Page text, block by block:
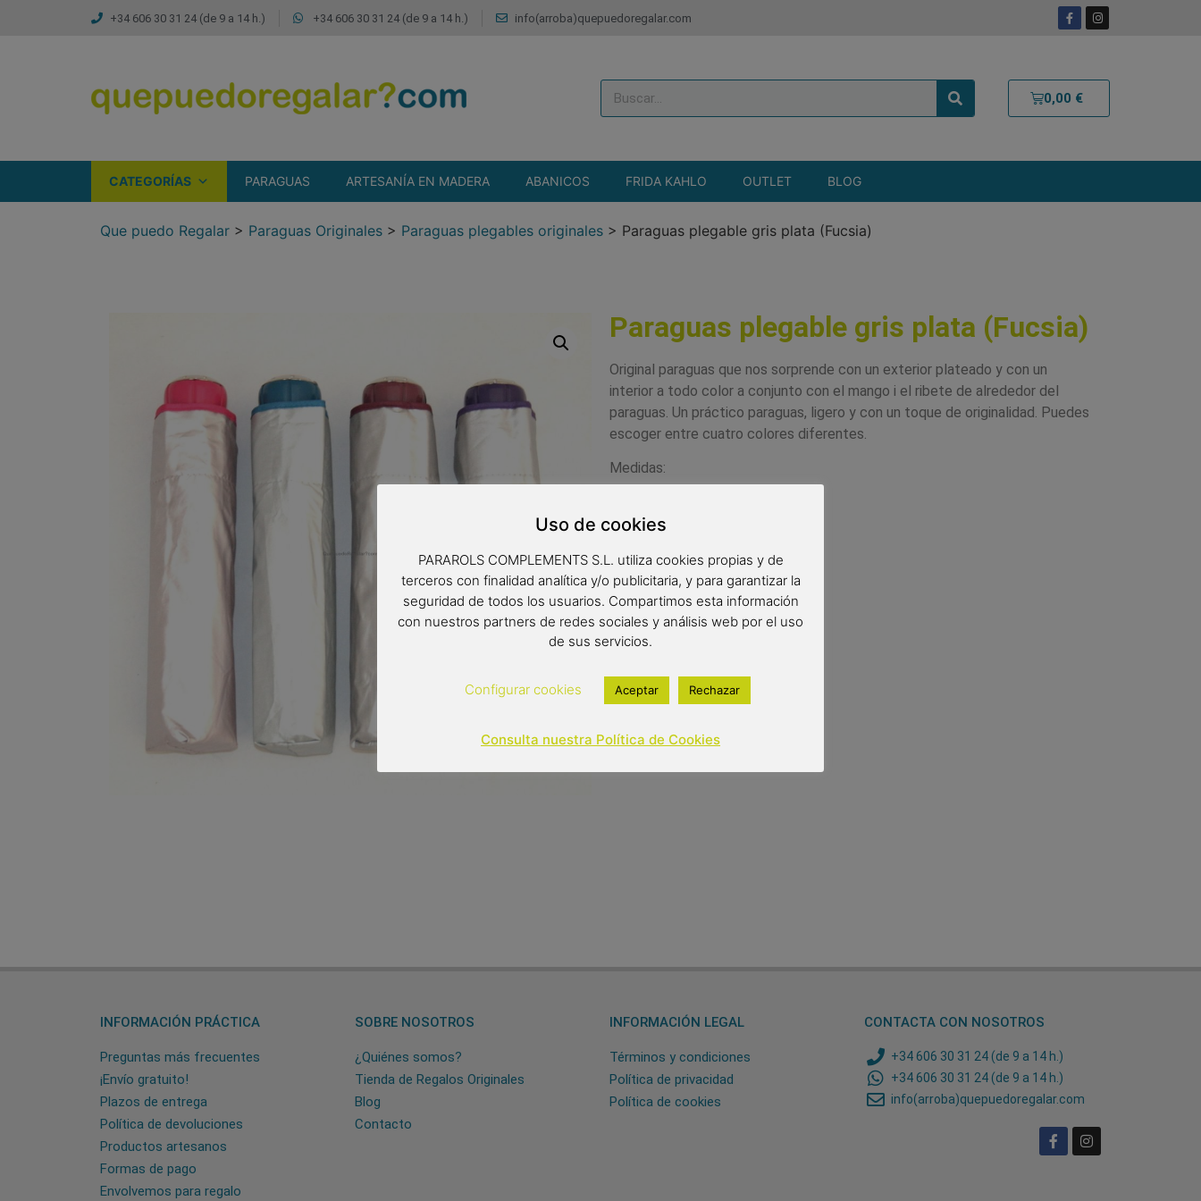
+34 606 30 31 24 (de 9 a 14 h.) +34 606 30 31 24 (de 9 a 14 h.) info(arroba)quepuedoregalar.com
0,00 €
CATEGORÍAS PARAGUAS ARTESANÍA EN MADERA ABANICOS FRIDA KAHLO OUTLET BLOG
Que puedo Regalar > Paraguas Originales > Paraguas plegables originales > Paraguas plegable gris plata (Fucsia)
Paraguas plegable gris plata (Fucsia)
Original paraguas que nos sorprende con un exterior plateado y con un
interior a todo color a conjunto con el mango i el ribete de alrededor del
paraguas. Un práctico paraguas, ligero y con un toque de originalidad. Puedes
escoger entre cuatro colores diferentes.
Medidas:
Diámetro: 92 cm.
Cerrado: 23 cm.
14,00€
INFORMACIÓN PRÁCTICA
Preguntas más frecuentes
¡Envío gratuito!
Plazos de entrega
Política de devoluciones
Productos artesanos
Formas de pago
Envolvemos para regalo
SOBRE NOSOTROS
¿Quiénes somos?
Tienda de Regalos Originales
Blog
Contacto
INFORMACIÓN LEGAL
Términos y condiciones
Política de privacidad
Política de cookies
CONTACTA CON NOSOTROS
+34 606 30 31 24 (de 9 a 14 h.)
+34 606 30 31 24 (de 9 a 14 h.)
info(arroba)quepuedoregalar.com
Uso de cookies
PARAROLS COMPLEMENTS S.L. utiliza cookies propias y de
terceros con finalidad analítica y/o publicitaria, y para garantizar la
seguridad de todos los usuarios. Compartimos esta información
con nuestros partners de redes sociales y análisis web por el uso
de sus servicios.
Configurar cookies Aceptar Rechazar
Consulta nuestra Política de Cookies